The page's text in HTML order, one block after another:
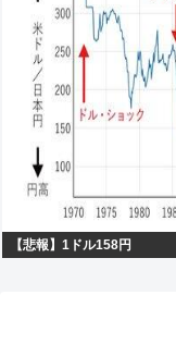
【悲報】1ドル158円